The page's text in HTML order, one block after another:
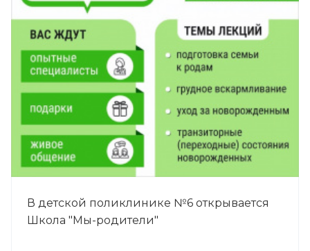
В детской поликлинике №6 открывается
Школа "Мы-родители"